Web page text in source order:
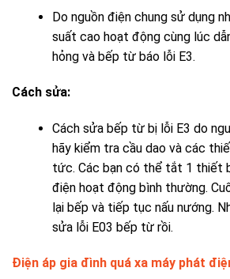
Do nguồn điện chung sử dụng
suất cao hoạt động cùng lúc
hỏng và bếp từ báo lỗi E3.
Cách sửa:
Cách sửa bếp từ bị lỗi E3 do
hãy kiểm tra cầu dao và các
tức. Các bạn có thể tắt 1 thiết
điện hoạt động bình thường.
lại bếp và tiếp tục nấu nướng.
sửa lỗi E03 bếp từ rồi.
Điện áp gia đình quá xa máy phát